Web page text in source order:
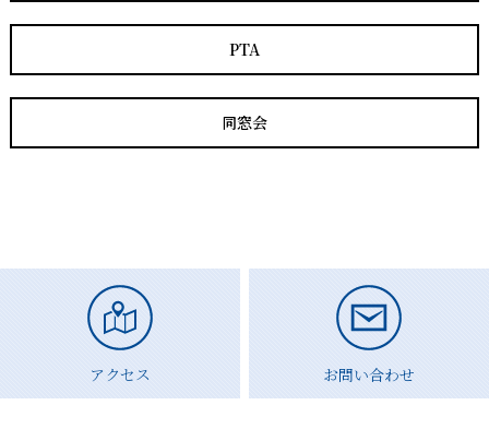
PTA
同窓会
アクセス お問い合わせ